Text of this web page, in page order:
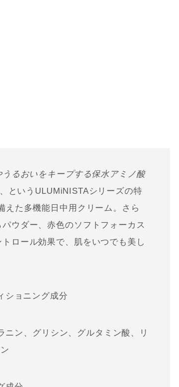
うるおいをキープする保水アミノ酸
というULUMiNISTAシリーズの特
えた多機能日中用クリーム。さら
ウダー、赤色のソフトフォーカス
ロール効果で、肌をいつでも美し
ショニング成分
ン、グリシン、グルタミン酸、リ